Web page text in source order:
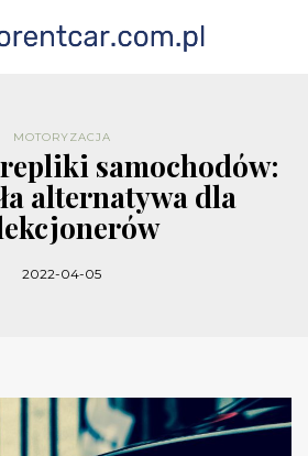
MOTORYZACJA
samochodów:
alternatywa dla
2022-04-05